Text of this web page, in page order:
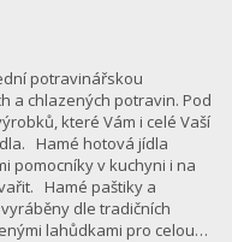
potravinářskou
a chlazených potravin. Pod
které Vám i celé Vaší
Hamé hotová jídla
pomocníky v kuchyni i na
Hamé paštiky a
dle tradičních
lahůdkami pro celou…